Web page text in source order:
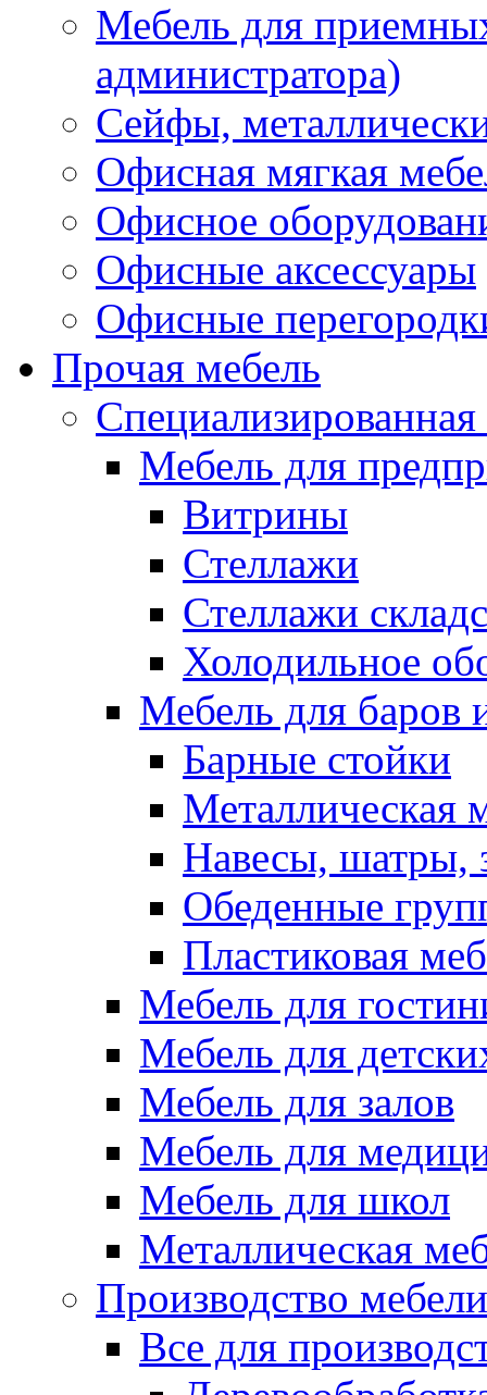
Мебель для
администратора)
Сейфы,
Офисная мягкая
Офисное
Офисные аксессуары
Офисные
Прочая мебель
Специализированная
Мебель для
Витрины
Стеллажи
Стеллажи
Холодильное
Мебель для баров
Барные стойки
Металлическая
Навесы, шатры,
Обеденные
Пластиковая
Мебель для
Мебель для
Мебель для залов
Мебель для
Мебель для школ
Металлическая
Производство мебели
Все для